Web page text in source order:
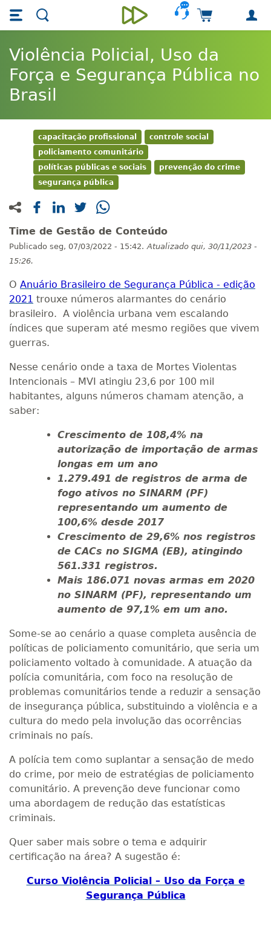
Skip main navigation
Skip to main content
Unieducar
Carrinho de
Violência Policial, Uso da
Força e Segurança Pública no
Brasil
capacitação profissional
controle social
policiamento comunitário
políticas públicas e sociais
prevenção do crime
segurança pública
Time de Gestão de Conteúdo
Publicado seg, 07/03/2022 - 15:42. Atualizado qui, 30/11/2023 -
15:26.
O Anuário Brasileiro de Segurança Pública - edição
2021 trouxe números alarmantes do cenário
brasileiro. A violência urbana vem escalando
índices que superam até mesmo regiões que vivem
guerras.
Nesse cenário onde a taxa de Mortes Violentas
Intencionais – MVI atingiu 23,6 por 100 mil
habitantes, alguns números chamam atenção, a
saber:
Crescimento de 108,4% na
autorização de importação de armas
longas em um ano
1.279.491 de registros de arma de
fogo ativos no SINARM (PF)
representando um aumento de
100,6% desde 2017
Crescimento de 29,6% nos registros
de CACs no SIGMA (EB), atingindo
561.331 registros.
Mais 186.071 novas armas em 2020
no SINARM (PF), representando um
aumento de 97,1% em um ano.
Some-se ao cenário a quase completa ausência de
políticas de policiamento comunitário, que seria um
policiamento voltado à comunidade. A atuação da
polícia comunitária, com foco na resolução de
problemas comunitários tende a reduzir a sensação
de insegurança pública, substituindo a violência e a
cultura do medo pela involução das ocorrências
criminais no país.
A polícia tem como suplantar a sensação de medo
do crime, por meio de estratégias de policiamento
comunitário. A prevenção deve funcionar como
uma abordagem de redução das estatísticas
criminais.
Quer saber mais sobre o tema e adquirir
certificação na área? A sugestão é:
Curso Violência Policial – Uso da Força e
Segurança Pública